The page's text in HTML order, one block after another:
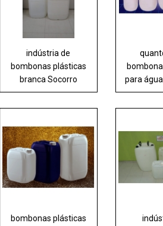
indústria de
bombonas plásticas
branca Socorro
para
bombonas plásticas